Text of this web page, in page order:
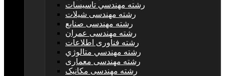
رشته مهندسي تاسيسات
رشته مهندسی شیلات
رشته مهندسی صنایع
رشته مهندسی عمران
رشته فناوری اطلاعات
رشته مهندسي متالوژي
رشته مهندسی معماری
رشته مهندسی مکانیک